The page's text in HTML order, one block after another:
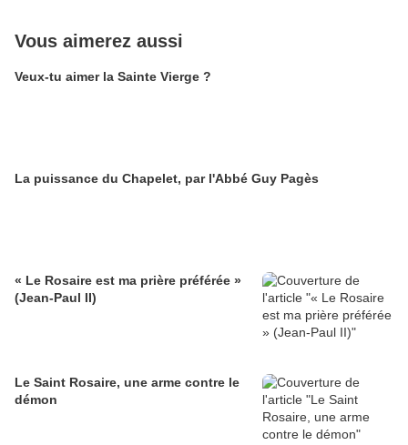
Vous aimerez aussi
Veux-tu aimer la Sainte Vierge ?
La puissance du Chapelet, par l'Abbé Guy Pagès
« Le Rosaire est ma prière préférée »
(Jean-Paul II)
Le Saint Rosaire, une arme contre le
démon